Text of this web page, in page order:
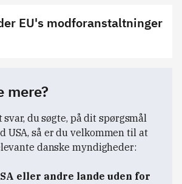
EU's modforanstaltninger
mere?
du søgte, på dit spørgsmål
USA, så er du velkommen til at
danske myndigheder:
eller andre lande uden for